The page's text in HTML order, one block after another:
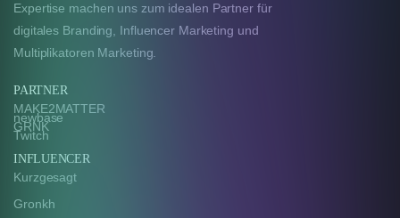
Expertise machen uns zum idealen Partner für
digitales Branding, Influencer Marketing und
Multiplikatoren Marketing.
PARTNER
MAKE2MATTER
newbase
GRNK
Twitch
INFLUENCER
Kurzgesagt
Gronkh